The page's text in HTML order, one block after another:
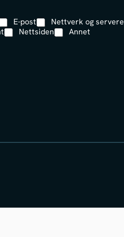
E-post
Nettverk og servere
Nettsiden Annet